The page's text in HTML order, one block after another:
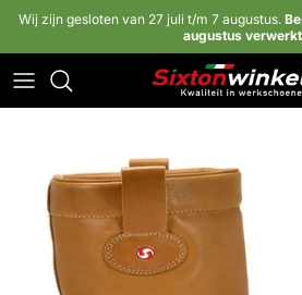
Ga naar inhoud
Wij zijn gesloten van 27 juli t/m 7 augustus.
augustus